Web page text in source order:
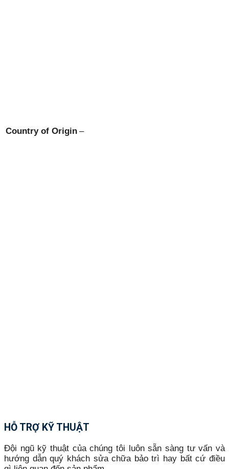
Country of Origin –
HỖ TRỢ KỸ THUẬT
Đội ngũ kỹ thuật của chúng tôi luôn sẵn sàng tư vấn và
hướng dẫn quý khách sửa chữa bảo trì hay bất cứ điều